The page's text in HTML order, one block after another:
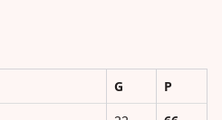
G
P